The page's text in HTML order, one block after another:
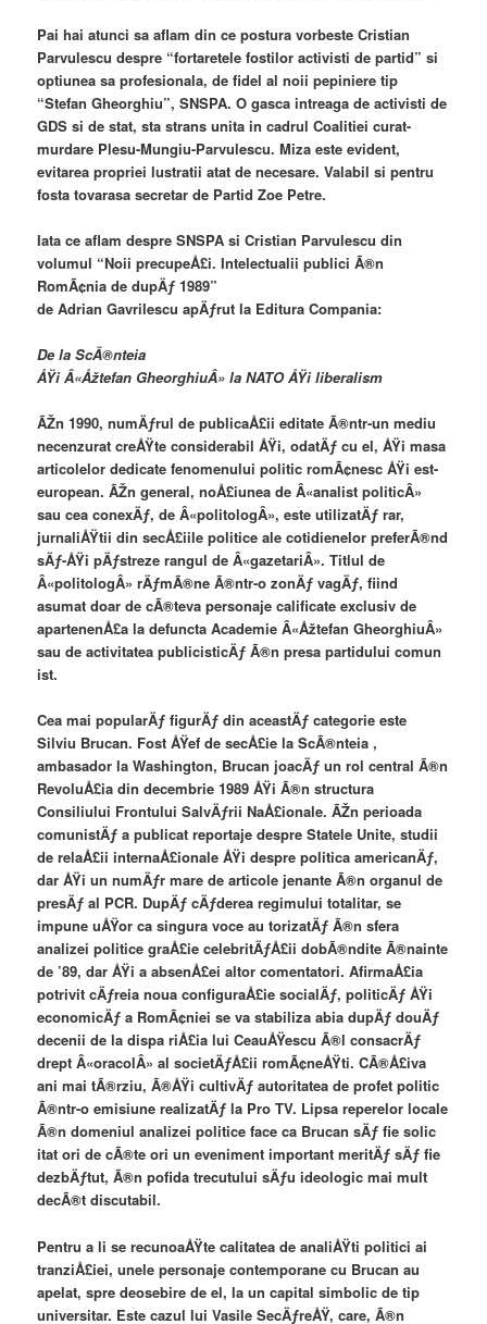
Pai hai atunci sa aflam din ce postura vorbeste Cristian
Parvulescu despre “fortaretele fostilor activisti de partid” si
optiunea sa profesionala, de fidel al noii pepiniere tip
“Stefan Gheorghiu”, SNSPA. O gasca intreaga de activisti de
GDS si de stat, sta strans unita in cadrul Coalitiei curat-
murdare Plesu-Mungiu-Parvulescu. Miza este evident,
evitarea propriei lustratii atat de necesare. Valabil si pentru
fosta tovarasa secretar de Partid Zoe Petre.
Iata ce aflam despre SNSPA si Cristian Parvulescu din
volumul “Noii precupeÅ£i. Intelectualii publici Ã®n
RomÃ¢nia de dupÄƒ 1989”
de Adrian Gavrilescu apÄƒrut la Editura Compania:
De la ScÃ®nteia
ÅŸi Â«Åžtefan GheorghiuÂ» la NATO ÅŸi liberalism
ÃŽn 1990, numÄƒrul de publicaÅ£ii editate Ã®ntr-un mediu
necenzurat creÅŸte considerabil ÅŸi, odatÄƒ cu el, ÅŸi masa
articolelor dedicate fenomenului politic romÃ¢nesc ÅŸi est-
european. ÃŽn general, noÅ£iunea de Â«analist politicÂ»
sau cea conexÄƒ, de Â«politologÂ», este utilizatÄƒ rar,
jurnaliÅŸtii din secÅ£iile politice ale cotidienelor preferÃ®nd
sÄƒ-ÅŸi pÄƒstreze rangul de Â«gazetariÂ». Titlul de
Â«politologÂ» rÄƒmÃ®ne Ã®ntr-o zonÄƒ vagÄƒ, fiind
asumat doar de cÃ®teva personaje calificate exclusiv de
apartenenÅ£a la defuncta Academie Â«Åžtefan GheorghiuÂ»
sau de activitatea publicisticÄƒ Ã®n presa partidului comun
ist.
Cea mai popularÄƒ figurÄƒ din aceastÄƒ categorie este
Silviu Brucan. Fost ÅŸef de secÅ£ie la ScÃ®nteia ,
ambasador la Washington, Brucan joacÄƒ un rol central Ã®n
RevoluÅ£ia din decembrie 1989 ÅŸi Ã®n structura
Consiliului Frontului SalvÄƒrii NaÅ£ionale. ÃŽn perioada
comunistÄƒ a publicat reportaje despre Statele Unite, studii
de relaÅ£ii internaÅ£ionale ÅŸi despre politica americanÄƒ,
dar ÅŸi un numÄƒr mare de articole jenante Ã®n organul de
presÄƒ al PCR. DupÄƒ cÄƒderea regimului totalitar, se
impune uÅŸor ca singura voce au torizatÄƒ Ã®n sfera
analizei politice graÅ£ie celebritÄƒÅ£ii dobÃ®ndite Ã®nainte
de ’89, dar ÅŸi a absenÅ£ei altor comentatori. AfirmaÅ£ia
potrivit cÄƒreia noua configuraÅ£ie socialÄƒ, politicÄƒ ÅŸi
economicÄƒ a RomÃ¢niei se va stabiliza abia dupÄƒ douÄƒ
decenii de la dispa riÅ£ia lui CeauÅŸescu Ã®l consacrÄƒ
drept Â«oracolÂ» al societÄƒÅ£ii romÃ¢neÅŸti. CÃ®Å£iva
ani mai tÃ®rziu, Ã®ÅŸi cultivÄƒ autoritatea de profet politic
Ã®ntr-o emisiune realizatÄƒ la Pro TV. Lipsa reperelor locale
Ã®n domeniul analizei politice face ca Brucan sÄƒ fie solic
itat ori de cÃ®te ori un eveniment important meritÄƒ sÄƒ fie
dezbÄƒtut, Ã®n pofida trecutului sÄƒu ideologic mai mult
decÃ®t discutabil.
Pentru a li se recunoaÅŸte calitatea de analiÅŸti politici ai
tranziÅ£iei, unele personaje contemporane cu Brucan au
apelat, spre deosebire de el, la un capital simbolic de tip
universitar. Este cazul lui Vasile SecÄƒreÅŸ, care, Ã®n